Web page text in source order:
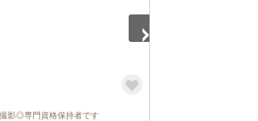
影◎専門資格保持者です